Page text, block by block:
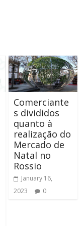
Comerciante
s divididos
quanto à
realização do
Mercado de
Natal no
Rossio
January 16,
2023
0